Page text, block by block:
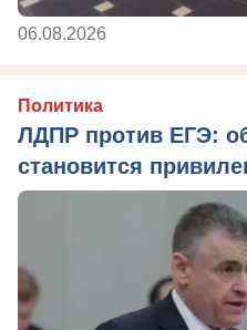
06.08.2026
Политика
ЛДПР против ЕГЭ:
становится